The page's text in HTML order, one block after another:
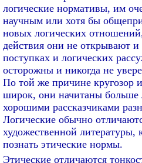
логические нормативы, им
научным или хотя бы
новых логических
действия они не открывают
поступках и логических
осторожны и никогда не
По той же причине кругозор
широк, они начитаны больше
хорошими рассказчиками
Логические обычно
художественной литературы,
познать этические нормы.
Этические отличаются